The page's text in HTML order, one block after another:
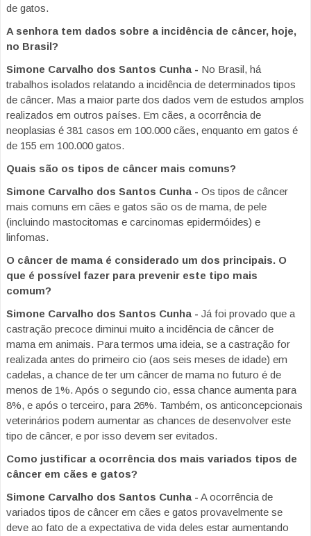
de gatos.
A senhora tem dados sobre a incidência de câncer, hoje,
no Brasil?
Simone Carvalho dos Santos Cunha - No Brasil, há
trabalhos isolados relatando a incidência de determinados tipos
de câncer. Mas a maior parte dos dados vem de estudos amplos
realizados em outros países. Em cães, a ocorrência de
neoplasias é 381 casos em 100.000 cães, enquanto em gatos é
de 155 em 100.000 gatos.
Quais são os tipos de câncer mais comuns?
Simone Carvalho dos Santos Cunha - Os tipos de câncer
mais comuns em cães e gatos são os de mama, de pele
(incluindo mastocitomas e carcinomas epidermóides) e
linfomas.
O câncer de mama é considerado um dos principais. O
que é possível fazer para prevenir este tipo mais
comum?
Simone Carvalho dos Santos Cunha - Já foi provado que a
castração precoce diminui muito a incidência de câncer de
mama em animais. Para termos uma ideia, se a castração for
realizada antes do primeiro cio (aos seis meses de idade) em
cadelas, a chance de ter um câncer de mama no futuro é de
menos de 1%. Após o segundo cio, essa chance aumenta para
8%, e após o terceiro, para 26%. Também, os anticoncepcionais
veterinários podem aumentar as chances de desenvolver este
tipo de câncer, e por isso devem ser evitados.
Como justificar a ocorrência dos mais variados tipos de
câncer em cães e gatos?
Simone Carvalho dos Santos Cunha - A ocorrência de
variados tipos de câncer em cães e gatos provavelmente se
deve ao fato de a expectativa de vida deles estar aumentando